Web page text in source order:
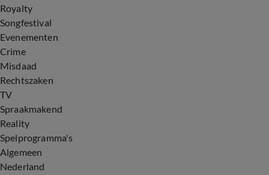
Royalty
Songfestival
Evenementen
Crime
Misdaad
Rechtszaken
TV
Spraakmakend
Reality
Spelprogramma's
Algemeen
Nederland